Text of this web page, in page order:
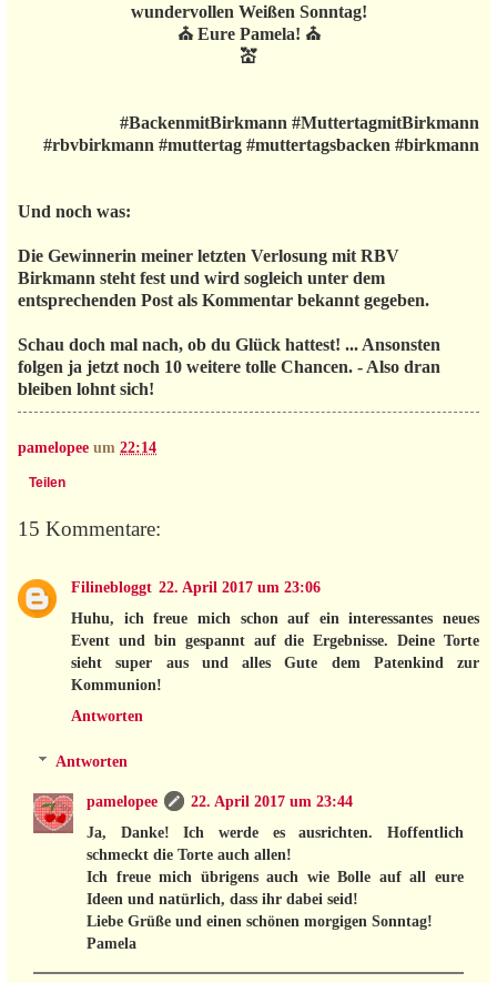
wundervollen Weißen Sonntag!
⛪ Eure Pamela! ⛪
💒
#BackenmitBirkmann #MuttertagmitBirkmann
#rbvbirkmann #muttertag #muttertagsbacken #birkmann
Und noch was:
Die Gewinnerin meiner letzten Verlosung mit RBV
Birkmann steht fest und wird sogleich unter dem
entsprechenden Post als Kommentar bekannt gegeben.
Schau doch mal nach, ob du Glück hattest! ... Ansonsten
folgen ja jetzt noch 10 weitere tolle Chancen. - Also dran
bleiben lohnt sich!
pamelopee um 22:14
Teilen
15 Kommentare:
Filinebloggt 22. April 2017 um 23:06
Huhu, ich freue mich schon auf ein interessantes neues
Event und bin gespannt auf die Ergebnisse. Deine Torte
sieht super aus und alles Gute dem Patenkind zur
Kommunion!
Antworten
Antworten
pamelopee
22. April 2017 um 23:44
Ja, Danke! Ich werde es ausrichten. Hoffentlich
schmeckt die Torte auch allen!
Ich freue mich übrigens auch wie Bolle auf all eure
Ideen und natürlich, dass ihr dabei seid!
Liebe Grüße und einen schönen morgigen Sonntag!
Pamela